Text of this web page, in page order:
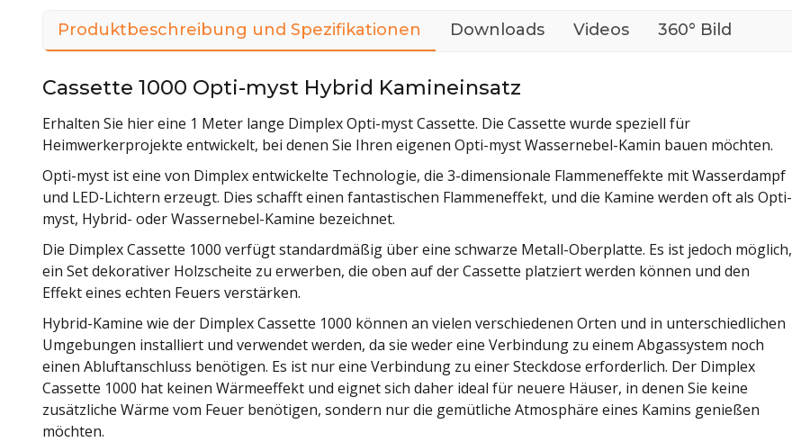
Produktbeschreibung und Spezifikationen Downloads Videos 360° Bild
Cassette 1000 Opti-myst Hybrid Kamineinsatz
Erhalten Sie hier eine 1 Meter lange Dimplex Opti-myst Cassette. Die Cassette wurde speziell für
Heimwerkerprojekte entwickelt, bei denen Sie Ihren eigenen Opti-myst Wassernebel-Kamin bauen möchten.
Opti-myst ist eine von Dimplex entwickelte Technologie, die 3-dimensionale Flammeneffekte mit Wasserdampf
und LED-Lichtern erzeugt. Dies schafft einen fantastischen Flammeneffekt, und die Kamine werden oft als Opti-
myst, Hybrid- oder Wassernebel-Kamine bezeichnet.
Die Dimplex Cassette 1000 verfügt standardmäßig über eine schwarze Metall-Oberplatte. Es ist jedoch möglich,
ein Set dekorativer Holzscheite zu erwerben, die oben auf der Cassette platziert werden können und den
Effekt eines echten Feuers verstärken.
Hybrid-Kamine wie der Dimplex Cassette 1000 können an vielen verschiedenen Orten und in unterschiedlichen
Umgebungen installiert und verwendet werden, da sie weder eine Verbindung zu einem Abgassystem noch
einen Abluftanschluss benötigen. Es ist nur eine Verbindung zu einer Steckdose erforderlich. Der Dimplex
Cassette 1000 hat keinen Wärmeeffekt und eignet sich daher ideal für neuere Häuser, in denen Sie keine
zusätzliche Wärme vom Feuer benötigen, sondern nur die gemütliche Atmosphäre eines Kamins genießen
möchten.